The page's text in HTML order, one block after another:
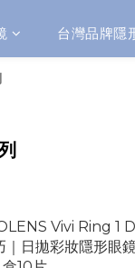
台灣品牌隱